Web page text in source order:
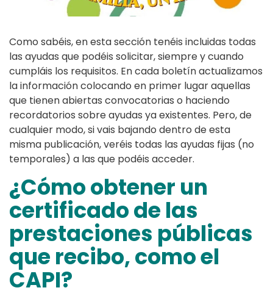
Como sabéis, en esta sección tenéis incluidas todas
las ayudas que podéis solicitar, siempre y cuando
cumpláis los requisitos. En cada boletín actualizamos
la información colocando en primer lugar aquellas
que tienen abiertas convocatorias o haciendo
recordatorios sobre ayudas ya existentes. Pero, de
cualquier modo, si vais bajando dentro de esta
misma publicación, veréis todas las ayudas fijas (no
temporales) a las que podéis acceder.
¿Cómo obtener un
certificado de las
prestaciones públicas
que recibo, como el
CAPI?